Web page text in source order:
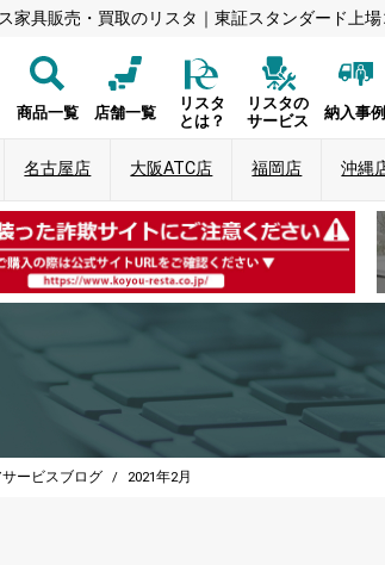
家具販売・買取のリスタ｜東証スタンダード上
商品一覧 店舗一覧
リスタ
とは？
リスタの
サービス
納入事例
名古屋店 大阪ATC店 福岡店 沖縄
サービスブログ 2021年2月